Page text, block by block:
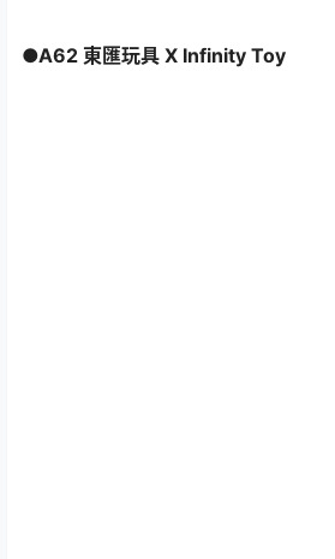
●A62 東匯玩具 X Infinity Toy